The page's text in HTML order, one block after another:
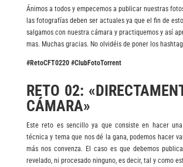
Ánimos a todos y empecemos a publicar nuestras
las fotografías deben ser actuales ya que el fin de
salgamos con nuestra cámara y practiquemos y así
mas. Muchas gracias. No olvidéis de poner los
#RetoCFT0220 #ClubFotoTorrent
RETO 02:
CÁMARA»
Este reto es sencillo ya que consiste en hacer
técnica y tema que nos dé la gana, podemos hacer
más nos convenza. El caso es que debemos
revelado, ni procesado ninguno, es decir, tal y como